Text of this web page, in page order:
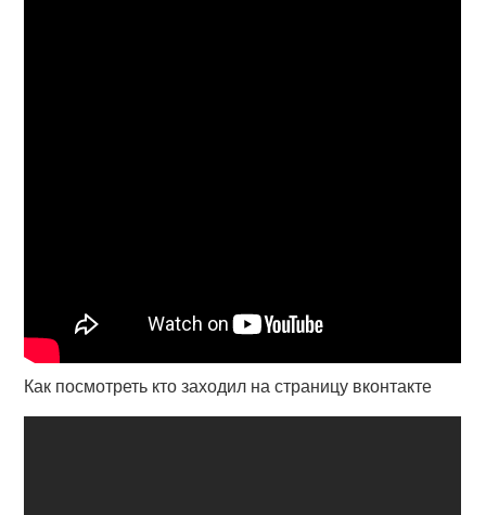
Как посмотреть кто заходил на страницу вконтакте